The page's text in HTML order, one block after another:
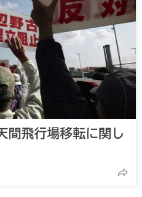
飛行場移転に関し